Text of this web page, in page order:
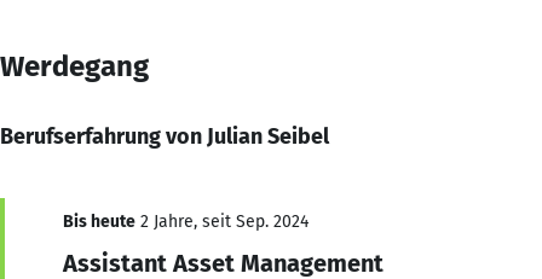
Werdegang
Berufserfahrung von Julian Seibel
Bis heute 2 Jahre, seit Sep. 2024
Assistant Asset Management